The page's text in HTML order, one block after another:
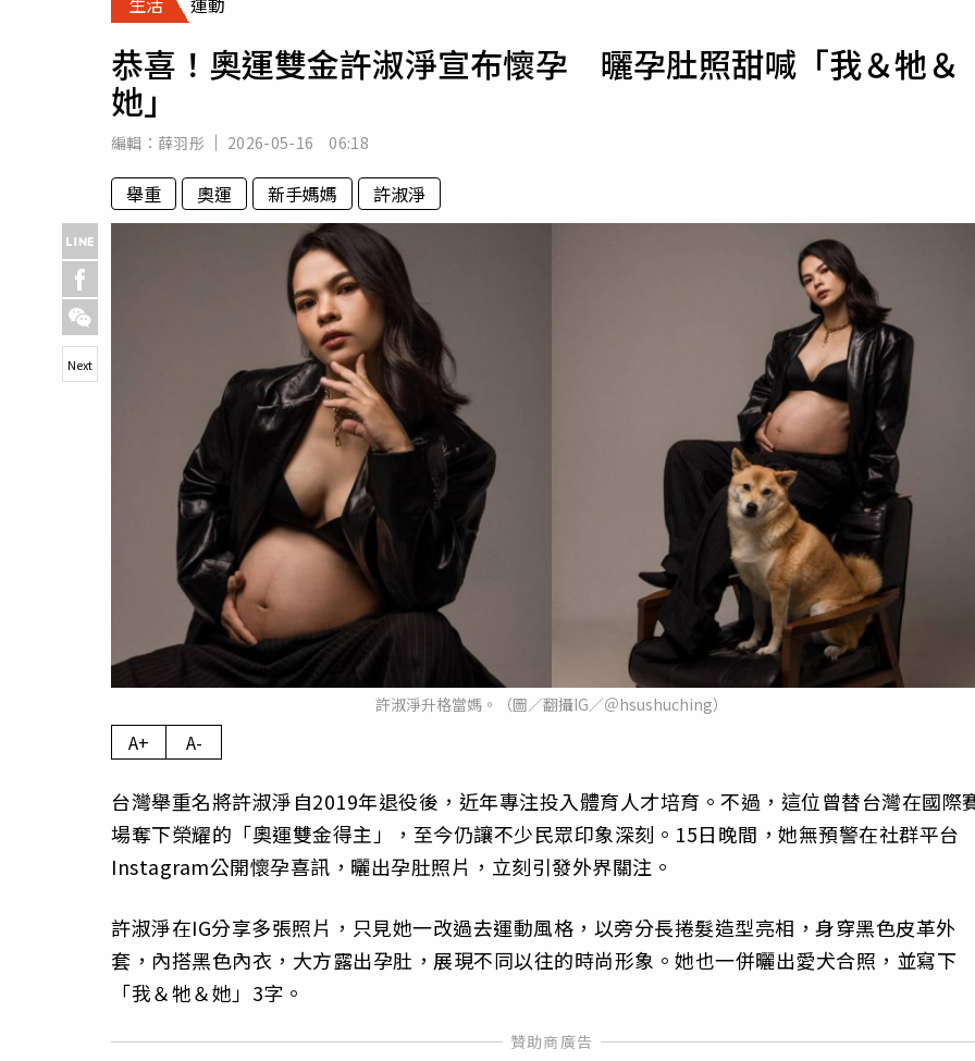
專欄
運勢
恭喜！奧運雙金許淑淨宣布懷孕 曬孕肚照甜喊「我＆牠＆
她」
編輯： 薛羽彤 2026-05-16 06:18
舉重 奧運 新手媽媽 許淑淨
許淑淨升格當媽。（圖／翻攝IG／＠hsushuching）
Next
A+ A-
台灣舉重名將許淑淨自2019年退役後，近年專注投入體育人才培育。不過，這位曾替台灣在國際
場奪下榮耀的「奧運雙金得主」，至今仍讓不少民眾印象深刻。15日晚間，她無預警在社群平台
Instagram公開懷孕喜訊，曬出孕肚照片，立刻引發外界關注。
許淑淨在IG分享多張照片，只見她一改過去運動風格，以旁分長捲髮造型亮相，身穿黑色皮革外
套，內搭黑色內衣，大方露出孕肚，展現不同以往的時尚形象。她也一併曬出愛犬合照，並寫下
「我＆牠＆她」3字。